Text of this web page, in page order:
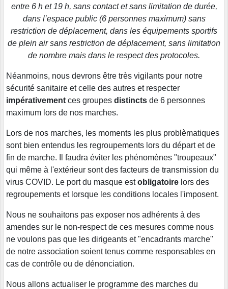
entre 6 h et 19 h, sans contact et sans limitation de durée,
dans l’espace public (6 personnes maximum) sans
restriction de déplacement, dans les équipements sportifs
de plein air sans restriction de déplacement, sans limitation
de nombre mais dans le respect des protocoles.
Néanmoins, nous devrons être très vigilants pour notre
sécurité sanitaire et celle des autres et respecter
impérativement ces groupes distincts de 6 personnes
maximum lors de nos marches.
Lors de nos marches, les moments les plus problèmatiques
sont bien entendus les regroupements lors du départ et de
fin de marche. Il faudra éviter les phénomènes "troupeaux"
qui même à l'extérieur sont des facteurs de transmission du
virus COVID. Le port du masque estobligatoire lors des
regroupements et lorsque les conditions locales l'imposent.
Nous ne souhaitons pas exposer nos adhérents à des
amendes sur le non-respect de ces mesures comme nous
ne voulons pas que les dirigeants et "encadrants marche"
de notre association soient tenus comme responsables en
cas de contrôle ou de dénonciation.
Nous allons actualiser le programme des marches du